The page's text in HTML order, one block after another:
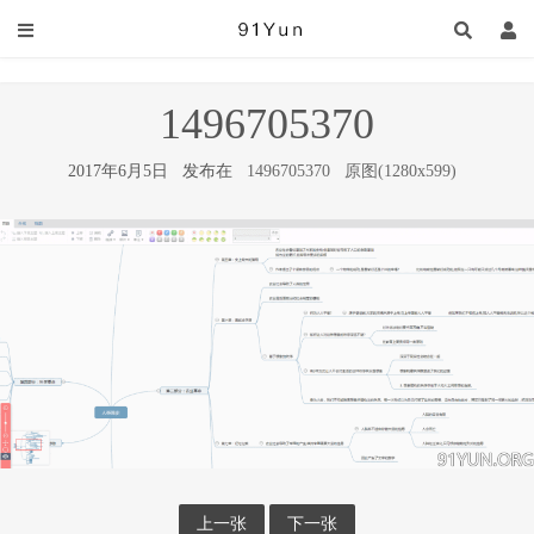
1496705370
2017年6月5日 发布在 1496705370 原图(1280x599)
上一张 下一张